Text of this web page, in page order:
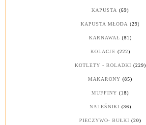
KAPUSTA (69)
KAPUSTA MŁODA (29)
KARNAWAŁ (81)
KOLACJE (222)
KOTLETY - ROLADKI (229)
MAKARONY (85)
MUFFINY (18)
NALEŚNIKI (36)
PIECZYWO- BUŁKI (20)